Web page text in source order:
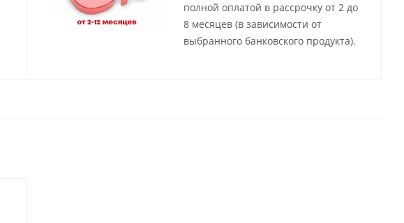
полной оплатой в рассрочку от 2 до
8 месяцев (в зависимости от
выбранного банковского продукта).